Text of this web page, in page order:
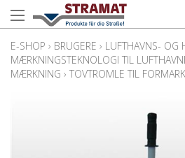
E-SHOP › BRUGERE › LUFTHAVNS- OG
MÆRKNINGSTEKNOLOGI TIL
MÆRKNING › TOVTROMLE TIL